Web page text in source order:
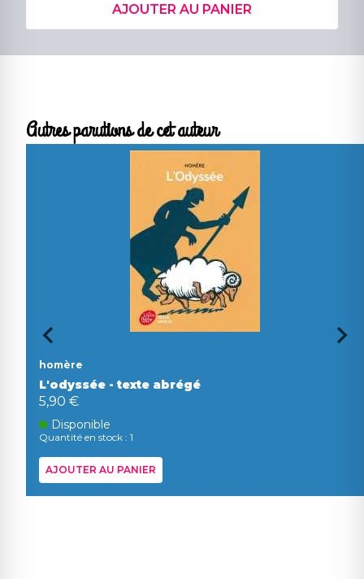
AJOUTER AU PANIER
Autres parutions de cet auteur
homère
L'odyssée - texte abrégé
5,90 €
Disponible
Quantité en stock : 1
AJOUTER AU PANIER